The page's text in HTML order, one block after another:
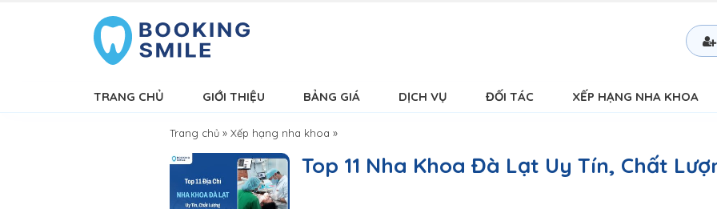
TRANG CHỦ GIỚI THIỆU BẢNG GIÁ DỊCH VỤ ĐỐI TÁC XẾP HẠNG NHA KHOA
Trang chủ » Xếp hạng nha khoa »
Top 11 Nha Khoa Đà Lạt Uy Tín, Chất